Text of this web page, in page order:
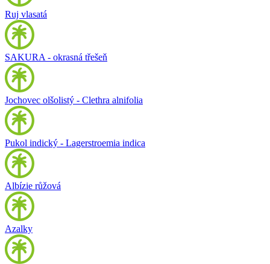
Ruj vlasatá
SAKURA - okrasná třešeň
Jochovec olšolistý - Clethra alnifolia
Pukol indický - Lagerstroemia indica
Albízie růžová
Azalky